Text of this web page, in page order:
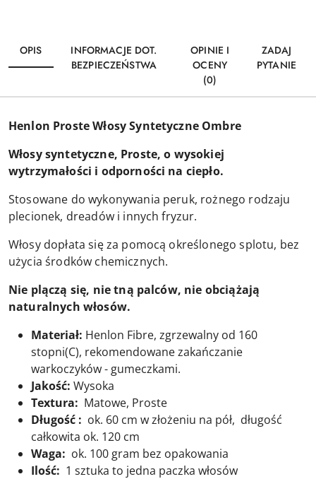
OPIS
INFORMACJE DOT.
BEZPIECZEŃSTWA
OPINIE I
OCENY
(0)
ZADAJ
PYTANIE
Henlon Proste Włosy Syntetyczne Ombre
Włosy syntetyczne, Proste, o wysokiej
wytrzymałości i odporności na ciepło.
Stosowane do wykonywania peruk, rożnego rodzaju
plecionek, dreadów i innych fryzur.
Włosy dopłata się za pomocą określonego splotu, bez
użycia środków chemicznych.
Nie plączą się, nie tną palców, nie obciążają
naturalnych włosów.
Materiał: Henlon Fibre, zgrzewalny od 160
stopni(C), rekomendowane zakańczanie
warkoczyków - gumeczkami.
Jakość: Wysoka
Textura: Matowe, Proste
Długość : ok. 60 cm w złożeniu na pół, długość
całkowita ok. 120 cm
Waga: ok. 100 gram bez opakowania
Ilość: 1 sztuka to jedna paczka włosów